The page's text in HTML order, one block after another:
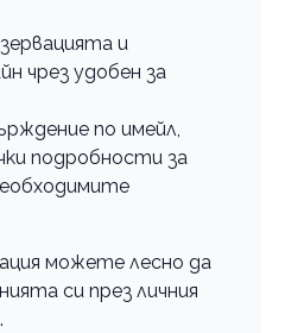
и
чрез удобен за
по имейл,
подробности за
можете лесно да
си през личния